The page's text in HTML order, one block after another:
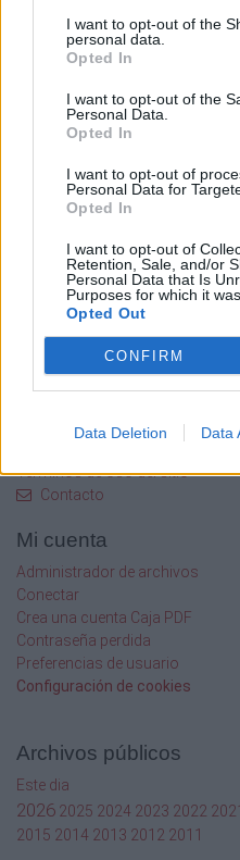
I want to opt-out of the
personal data.
Opted In
I want to opt-out of the
Personal Data.
Opted In
I want to opt-out of
Personal Data for
Opted In
I want to opt-out of
Retention, Sale, and/or
Personal Data that Is
Purposes for which it
Opted Out
CONFIRM
Data Deletion Data
PorquÃ© no voto por Santos
Los archivos en esta página ha
Caja PDFes una plataforma de
en Francia y cumpliendo
compartidos por los usuarios del
Informar de un
Caja PDF
Sobre Caja PDF
Cargar un archivo
Preguntas frecuentes
Términos de Uso del sitio
Contacto
Mi cuenta
Administrador de archivos
Conectar
Crea una cuenta Caja PDF
Contraseña perdida
Preferencias de usuario
Configuración de cookies
Archivos públicos
Este dia
2026 2025 2024 2023 2022 2021
2015 2014 2013 2012 2011